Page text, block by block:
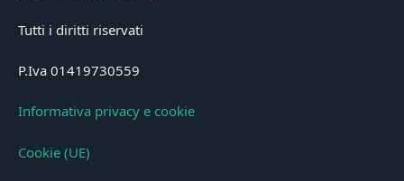
Tutti i diritti riservati
P.Iva 01419730559
Informativa privacy e cookie
Cookie (UE)